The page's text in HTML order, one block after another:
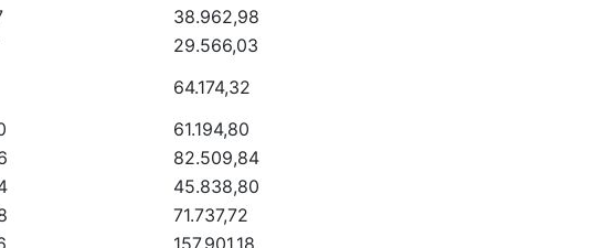
38.962,98
29.566,03
64.174,32
61.194,80
82.509,84
45.838,80
71.737,72
157.901,18